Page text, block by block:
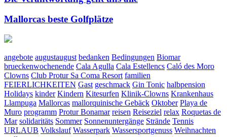
Mallorcas beste Golfplätze
angebote augustaugust bedanken Bedingungen Biomar
brueckenwochenende Cala Agulla Cala Estellencs Caló des Moro
Clowns Club Protur Sa Coma Resort familien
FEIERLICHKEITEN Gast geschmack Gin Tonic halbpension
Holidays kinder Kindern Kitesurfen Klinik-Clowns Krankenhaus
Llampuga Mallorcas mallorquinische Gebäck Oktober Playa de
Muro programm Protur Bonamar reisen Reiseziel relax Roquetas de
Mar solidaritäts Sommer Sonnenuntergänge Strände Tennis
URLAUB Volkslauf Wasserpark Wassersportgenuss Weihnachten